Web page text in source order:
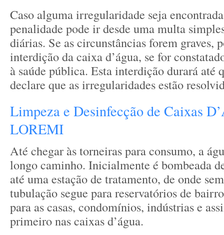
Caso alguma irregularidade seja
penalidade pode ir desde uma multa
diárias. Se as circunstâncias forem graves,
interdição da caixa d’água, se for
à saúde pública. Esta interdição durará até
declare que as irregularidades estão
Limpeza e Desinfecção de Caixas
LOREMI
Até chegar às torneiras para consumo, a
longo caminho. Inicialmente é bombeada
até uma estação de tratamento, de onde
tubulação segue para reservatórios de
para as casas, condomínios, indústrias e
primeiro nas caixas d’água.